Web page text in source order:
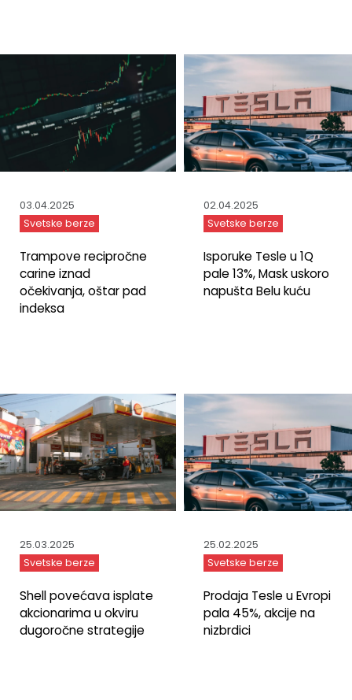
03.04.2025
Svetske berze
Trampove recipročne
carine iznad
očekivanja, oštar pad
indeksa
02.04.2025
Svetske berze
Isporuke Tesle u 1Q
pale 13%, Mask uskoro
napušta Belu kuću
25.03.2025
Svetske berze
Shell povećava isplate
akcionarima u okviru
dugoročne strategije
25.02.2025
Svetske berze
Prodaja Tesle u Evropi
pala 45%, akcije na
nizbrdici